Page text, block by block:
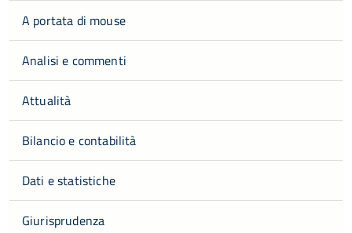
A portata di mouse
Analisi e commenti
Attualità
Bilancio e contabilità
Dati e statistiche
Giurisprudenza